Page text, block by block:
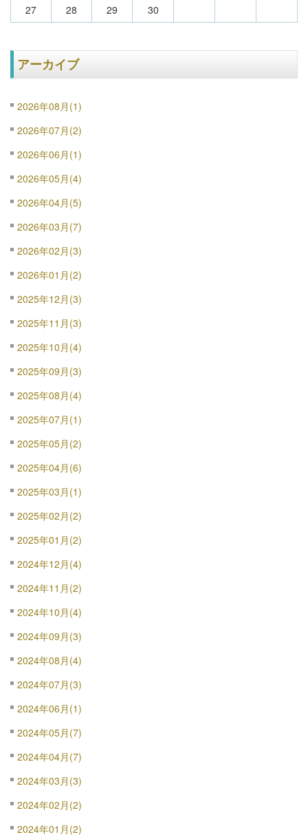
27
28 29 30
アーカイブ
2026年08月(1)
2026年07月(2)
2026年06月(1)
2026年05月(4)
2026年04月(5)
2026年03月(7)
2026年02月(3)
2026年01月(2)
2025年12月(3)
2025年11月(3)
2025年10月(4)
2025年09月(3)
2025年08月(4)
2025年07月(1)
2025年05月(2)
2025年04月(6)
2025年03月(1)
2025年02月(2)
2025年01月(2)
2024年12月(4)
2024年11月(2)
2024年10月(4)
2024年09月(3)
2024年08月(4)
2024年07月(3)
2024年06月(1)
2024年05月(7)
2024年04月(7)
2024年03月(3)
2024年02月(2)
2024年01月(2)